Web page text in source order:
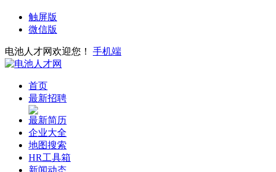
触屏版
微信版
电池人才网欢迎您！ 手机端
首页
最新招聘
最新简历
企业大全
地图搜索
HR工具箱
新闻动态